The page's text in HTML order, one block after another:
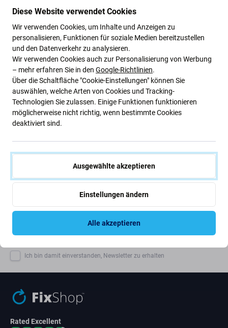
Grüne Ideen
Wir optimieren ständig unseren CO2-Fußabdruck, um
unseren Planeten zu schützen. Erfahren Sie mehr darüber,
wie wir unsere Prozesse anpassen, um unseren
Fußabdruck zu verringern.
Weiterlesen
Newsletter-Fix
Abonnieren Sie den regelmäßigen Newsletter über Rabatte und
Ich bin damit einverstanden, Newsletter zu erhalten
Rated Excellent
Diese Website verwendet Cookies
Wir verwenden Cookies, um Inhalte und Anzeigen zu
personalisieren, Funktionen für soziale Medien bereitzustellen
und den Datenverkehr zu analysieren.
Wir verwenden Cookies auch zur Personalisierung von Werbung
– mehr erfahren Sie in den Google-Richtlinien.
Über die Schaltfläche "Cookie-Einstellungen" können Sie
auswählen, welche Arten von Cookies und Tracking-
Technologien Sie zulassen. Einige Funktionen funktionieren
möglicherweise nicht richtig, wenn bestimmte Cookies
deaktiviert sind.
Ausgewählte akzeptieren
Einstellungen ändern
Alle akzeptieren